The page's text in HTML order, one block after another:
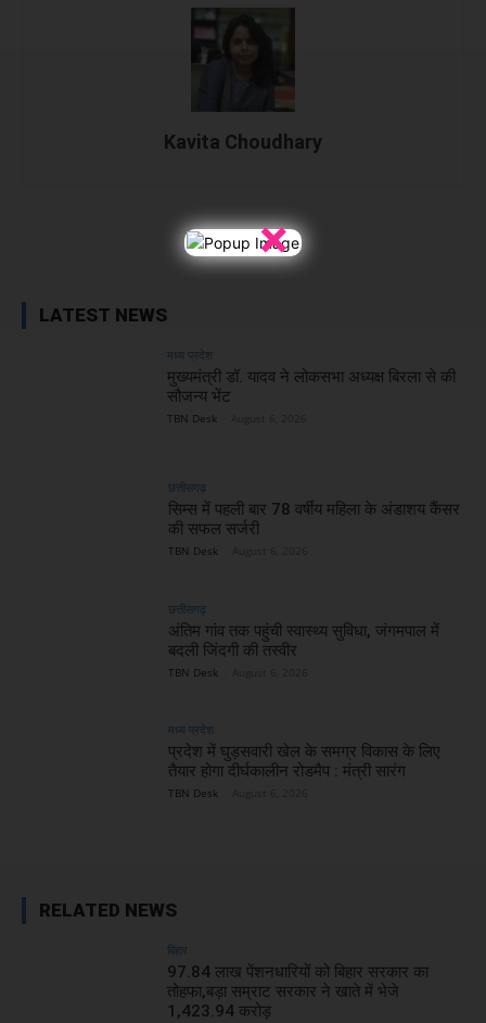
×
Kavita Choudhary
X
LATEST NEWS
मध्य प्रदेश
मुख्यमंत्री डॉ. यादव ने लोकसभा अध्यक्ष बिरला से की
सौजन्य भेंट
TBN Desk
छत्तीसगढ़
सिम्स में पहली बार 78 वर्षीय महिला के अंडाशय कैंसर
की सफल सर्जरी
TBN Desk
छत्तीसगढ़
अंतिम गांव तक पहुंची स्वास्थ्य सुविधा, जंगमपाल में
बदली जिंदगी की तस्वीर
TBN Desk
मध्य प्रदेश
प्रदेश में घुड़सवारी खेल के समग्र विकास के लिए
तैयार होगा दीर्घकालीन रोडमैप : मंत्री सारंग
TBN Desk
RELATED NEWS
बिहार
97.84 लाख पेंशनधारियों को बिहार सरकार का
तोहफा,बड़ा सम्राट सरकार ने खाते में भेजे
1,423.94 करोड़